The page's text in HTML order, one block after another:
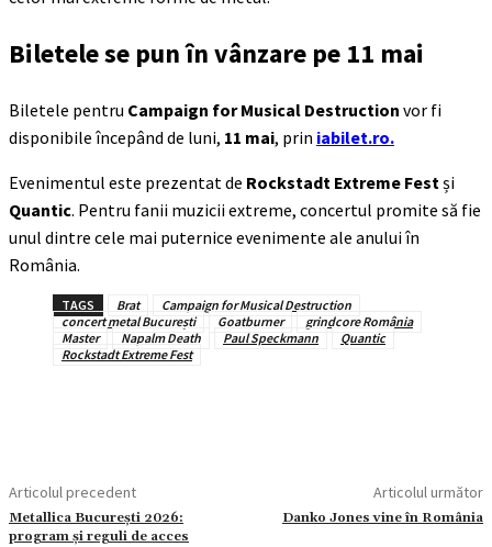
Biletele se pun în vânzare pe 11 mai
Biletele pentru Campaign for Musical Destruction vor fi
disponibile începând de luni, 11 mai, prin iabilet.ro.
Evenimentul este prezentat de Rockstadt Extreme Festși
Quantic. Pentru fanii muzicii extreme, concertul promite să fie
unul dintre cele mai puternice evenimente ale anului în
România.
TAGS Brat
Campaign for Musical Destruction
concert metal București
Goatburner
grindcore România
Master
Napalm Death Paul Speckmann
Quantic
Rockstadt Extreme Fest
Articolul precedent
Metallica București 2026:
program și reguli de acces
Articolul următor
Danko Jones vine în România